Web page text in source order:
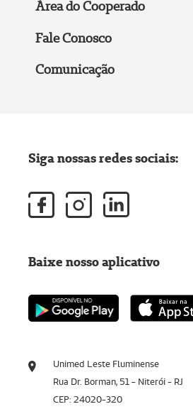
Área do Cooperado
Fale Conosco
Comunicação
Unimed Leste Fluminense
Rua Dr. Borman, 51 - Niterói - RJ
CEP: 24020-320
Siga nossas redes sociais:
Baixe nosso aplicativo